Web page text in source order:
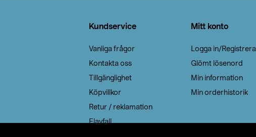
Kundservice
Vanliga frågor
Kontakta oss
Tillgänglighet
Köpvillkor
Retur / reklamation
Elavfall
Mitt konto
Logga in/Registrera
Glömt lösenord
Min information
Min orderhistorik